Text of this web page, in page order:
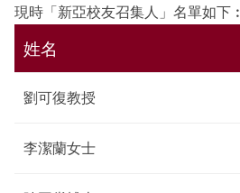
現時「新亞校友召集人」名單如下︰
姓名
劉可復教授
李潔蘭女士